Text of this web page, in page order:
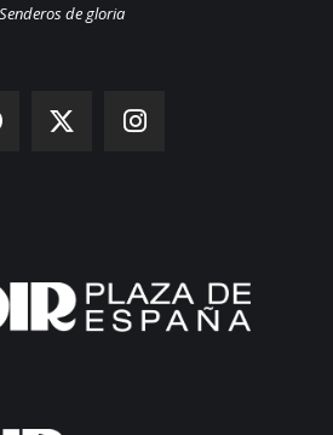
Senderos de gloria